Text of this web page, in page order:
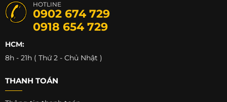
HOTLINE
0902 674 729
0918 654 729
HCM:
8h - 21h ( Thứ 2 - Chủ Nhật )
THANH TOÁN